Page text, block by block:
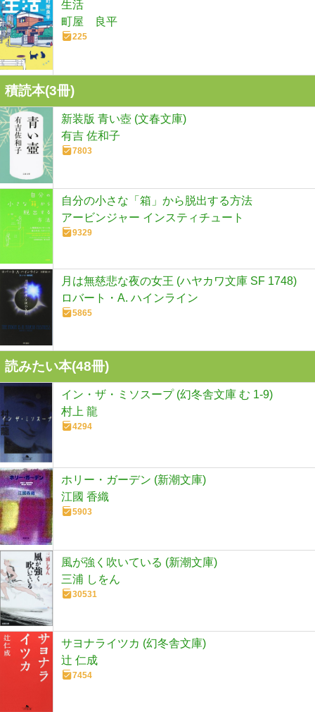
生活
町屋 良平
225
積読本(3冊)
新装版 青い壺 (文春文庫)
有吉 佐和子
7803
自分の小さな「箱」から脱出する方法
アービンジャー インスティチュート
9329
月は無慈悲な夜の女王 (ハヤカワ文庫 SF 1748)
ロバート・A. ハインライン
5865
読みたい本(48冊)
イン・ザ・ミソスープ (幻冬舎文庫 む 1-9)
村上 龍
4294
ホリー・ガーデン (新潮文庫)
江國 香織
5903
風が強く吹いている (新潮文庫)
三浦 しをん
30531
サヨナライツカ (幻冬舎文庫)
辻 仁成
7454